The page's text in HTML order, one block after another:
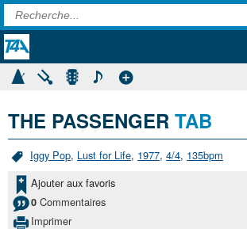
THE PASSENGER TAB
Iggy Pop, Lust for Life, 1977, 4/4, 135bpm
Ajouter aux favoris
0 Commentaires
Imprimer